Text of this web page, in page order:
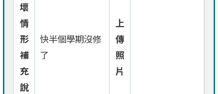
壞
情
形
補
充
說
快半個學期沒修
了
上
傳
照
片